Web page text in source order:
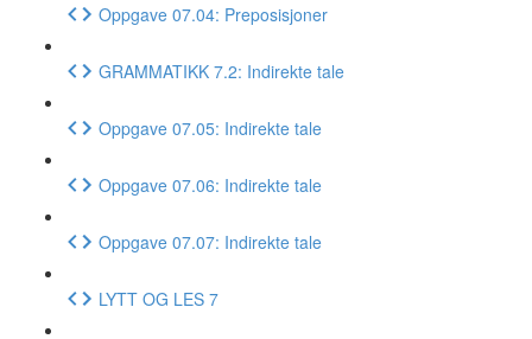
Oppgave 07.04: Preposisjoner
GRAMMATIKK 7.2: Indirekte tale
Oppgave 07.05: Indirekte tale
Oppgave 07.06: Indirekte tale
Oppgave 07.07: Indirekte tale
LYTT OG LES 7